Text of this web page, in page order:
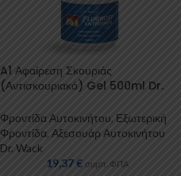
A1 Αφαίρεση Σκουριάς
(Αντισκουριακό) Gel 500ml Dr.
Φροντίδα Αυτοκινήτου, Εξωτερική
Φροντίδα Αξεσουάρ Αυτοκινήτου
Dr. Wack
19,37€ συμπ. ΦΠΑ